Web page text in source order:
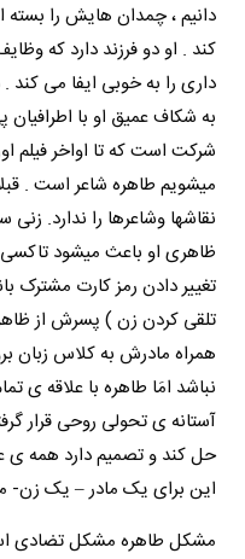
دانیم ، چمدان هایش را بسته
کند . او دو فرزند دارد که
داری را به خوبی ایفا می
به شکاف عمیق او با
شرکت است که تا اواخر فیلم
میشویم طاهره شاعر است .
نقاشها وشاعرها را ندارد.
ظاهری او باعث میشود تاکسی
تغییر دادن رمز کارت مشترک
تلقی کردن زن ) پسرش از
همراه مادرش به کلاس زبان
نباشد امَا طاهره با علاقه ی
آستانه ی تحولی روحی قرار
حل کند و تصمیم دارد همه ی
این برای یک مادر – یک زن-
مشکل طاهره مشکل تضادی